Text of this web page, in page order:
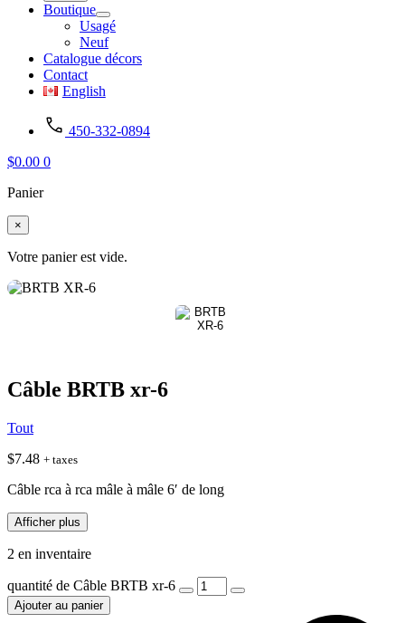
Boutique
Usagé
Neuf
Catalogue décors
Contact
English
450-332-0894
$0.00 0
Panier
×
Votre panier est vide.
Câble BRTB xr-6
Tout
$7.48 + taxes
Câble rca à rca mâle à mâle 6′ de long
Afficher plus
2 en inventaire
quantité de Câble BRTB xr-6
Ajouter au panier